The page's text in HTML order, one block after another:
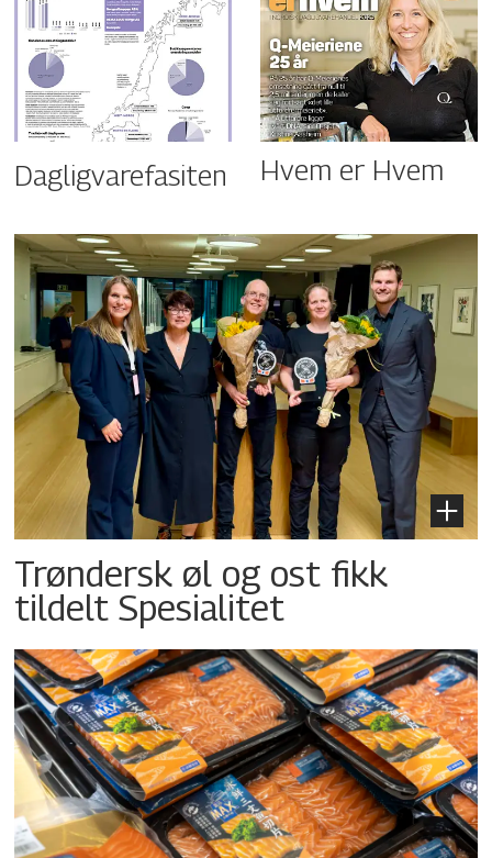
Dagligvarefasiten Hvem er Hvem
Trøndersk øl og ost fikk
tildelt Spesialitet